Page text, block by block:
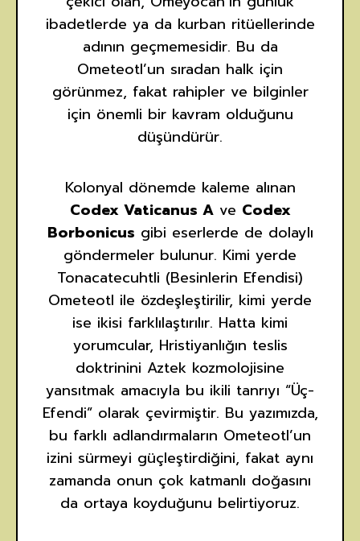
ibadetlerde ya da kurban ritüellerinde
adının geçmemesidir. Bu da
Ometeotl’un sıradan halk için
görünmez, fakat rahipler ve bilginler
için önemli bir kavram olduğunu
düşündürür.
Kolonyal dönemde kaleme alınan
Codex Vaticanus Ave Codex
Borbonicus gibi eserlerde de dolaylı
göndermeler bulunur. Kimi yerde
Tonacatecuhtli (Besinlerin Efendisi)
Ometeotl ile özdeşleştirilir, kimi yerde
ise ikisi farklılaştırılır. Hatta kimi
yorumcular, Hristiyanlığın teslis
doktrinini Aztek kozmolojisine
yansıtmak amacıyla bu ikili tanrıyı “Üç-
Efendi” olarak çevirmiştir. Bu yazımızda,
bu farklı adlandırmaların Ometeotl’un
izini sürmeyi güçleştirdiğini, fakat aynı
zamanda onun çok katmanlı doğasını
da ortaya koyduğunu belirtiyoruz.